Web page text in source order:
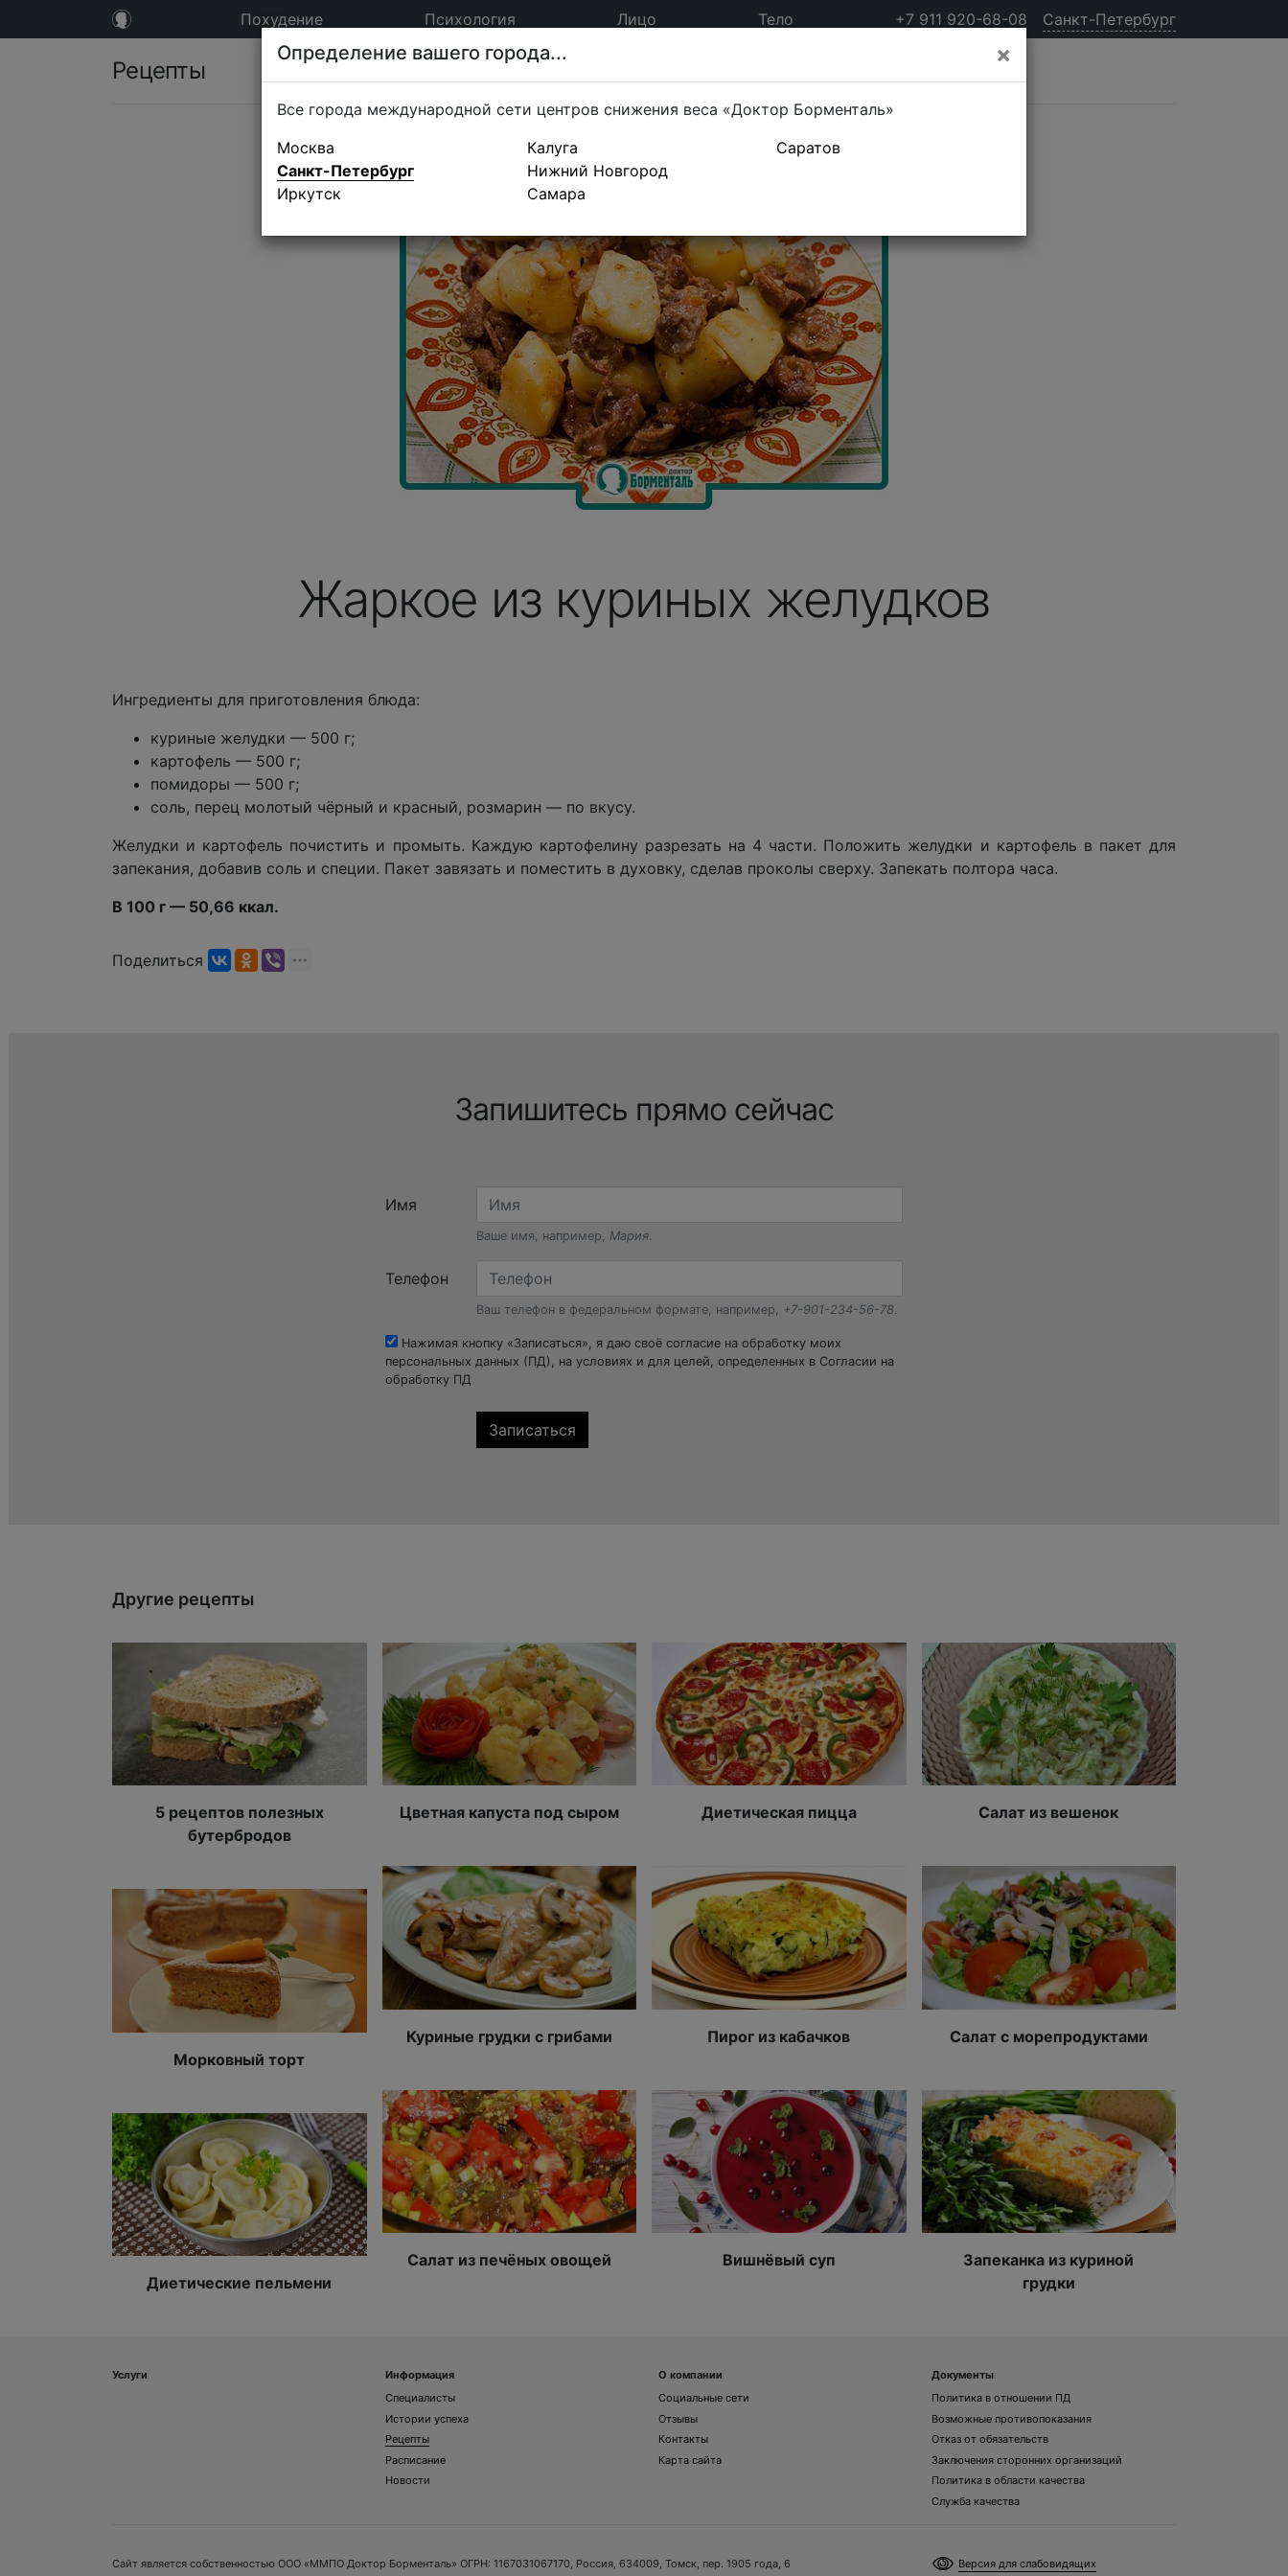
+7 911 920-68-08 Санкт-Петербург
Похудение Психология Лицо Тело
Рецепты
Жаркое из куриных желудков
Ингредиенты для приготовления блюда:
куриные желудки — 500 г;
картофель — 500 г;
помидоры — 500 г;
соль, перец молотый чёрный и красный, розмарин — по вкусу.
Желудки и картофель почистить и промыть. Каждую картофелину разрезать на 4 части. Положить желудки и картофель в пакет для
запекания, добавив соль и специи. Пакет завязать и поместить в духовку, сделав проколы сверху. Запекать полтора часа.
В 100 г — 50,66 ккал.
Поделиться
Запишитесь прямо сейчас
Имя
Ваше имя, например, Мария.
Телефон
Ваш телефон в федеральном формате, например, +7-901-234-56-78.
Нажимая кнопку «Записаться», я даю своё согласие на обработку моих
персональных данных (ПД), на условиях и для целей, определенных в Согласии на
обработку ПД
Другие рецепты
5 рецептов полезных
бутербродов
Морковный торт
Диетические пельмени
Цветная капуста под сыром
Куриные грудки с грибами
Салат из печёных овощей
Диетическая пицца
Пирог из кабачков
Вишнёвый суп
Салат из вешенок
Салат с морепродуктами
Запеканка из куриной
грудки
Услуги
Информация
Специалисты
Истории успеха
Рецепты
Расписание
Новости
О компании
Социальные сети
Отзывы
Контакты
Карта сайта
Документы
Политика в отношении ПД
Возможные противопоказания
Отказ от обязательств
Заключения сторонних организаций
Политика в области качества
Служба качества
Версия для слабовидящих
Сайт является собственностью ООО «ММПО Доктор Борменталь» ОГРН: 1167031067170, Россия, 634009, Томск, пер. 1905 года, 6
Определение вашего города... ×
Все города международной сети центров снижения веса «Доктор Борменталь»
Москва
Санкт-Петербург
Иркутск
Калуга
Нижний Новгород
Самара
Саратов